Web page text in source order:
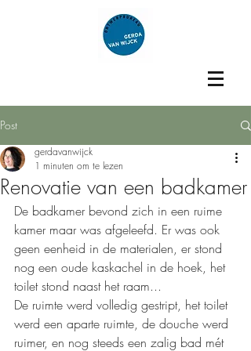
Post
Renovatie van een badkamer
gerdavanwijck
1 minuten om te lezen
De badkamer bevond zich in een ruime
kamer maar was afgeleefd. Er was ook
geen eenheid in de materialen, er stond
nog een oude kaskachel in de hoek, het
toilet stond naast het raam...
De ruimte werd volledig gestript, het toilet
werd een aparte ruimte, de douche werd
ruimer, en nog steeds een zalig bad mét